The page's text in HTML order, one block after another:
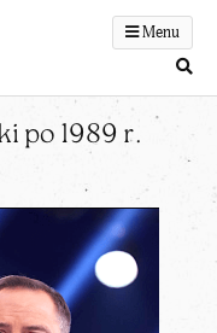
Menu
po 1989 r.